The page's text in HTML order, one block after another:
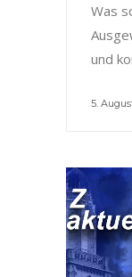
Was
und
5.